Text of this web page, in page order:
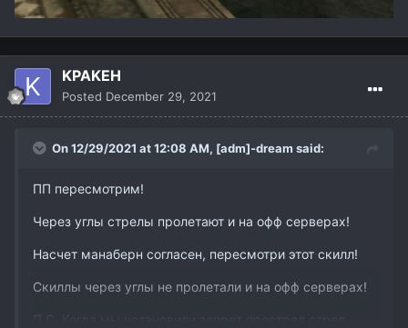
KPAKEH
Posted December 29, 2021
On 12/29/2021 at 12:08 AM, [adm]-dream said:
ПП пересмотрим!
Через углы стрелы пролетают и на офф серверах!
Насчет манаберн согласен, пересмотри этот скилл!
Скиллы через углы не пролетали и на офф серверах!